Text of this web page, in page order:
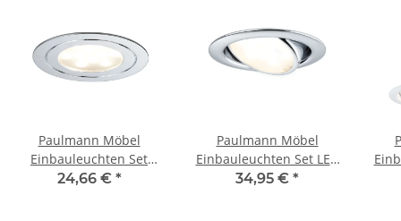
Paulmann Möbel
Einbauleuchten Set
Circuit LED rund 3x5,6W
24,66 € *
Paulmann Möbel
Einbauleuchten Set LED
schwenkbar 3x4,2W
34,95 € *